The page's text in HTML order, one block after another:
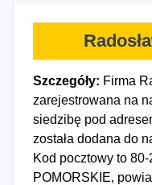
Szczegóły: Firma
zarejestrowana na
siedzibę pod
została dodana do
Kod pocztowy to
POMORSKIE,